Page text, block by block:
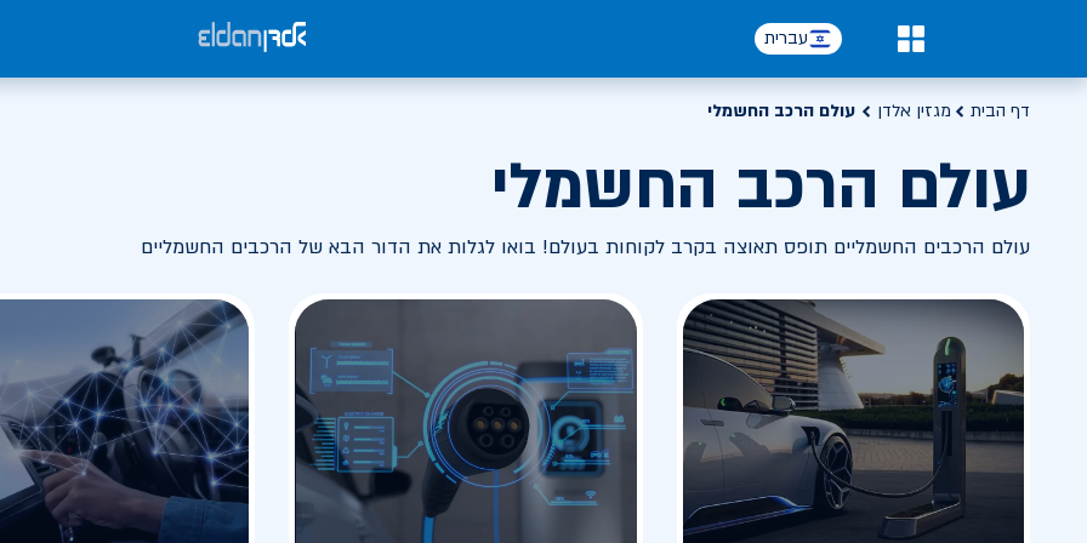
עברית
דף הבית מגזין אלדן עולם הרכב החשמלי
עולם הרכב החשמלי
עולם הרכבים החשמליים תופס תאוצה בקרב לקוחות בעולם! בואו לגלות את הדור הבא של הרכבים החשמליים